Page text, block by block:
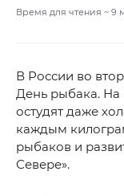
Время для чтения ~ 9
В России во
День рыбака. На
остудят даже
каждым
рыбаков и
Севере».